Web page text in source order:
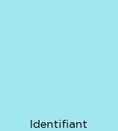
Identifiant